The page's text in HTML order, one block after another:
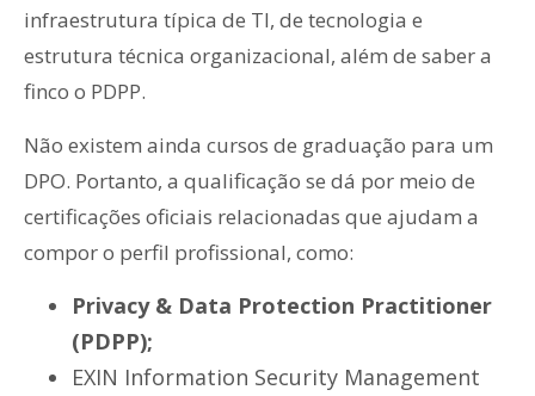
infraestrutura típica de TI, de tecnologia e
estrutura técnica organizacional, além de saber a
finco o PDPP.
Não existem ainda cursos de graduação para um
DPO. Portanto, a qualificação se dá por meio de
certificações oficiais relacionadas que ajudam a
compor o perfil profissional, como:
Privacy & Data Protection Practitioner
(PDPP);
EXIN Information Security Management